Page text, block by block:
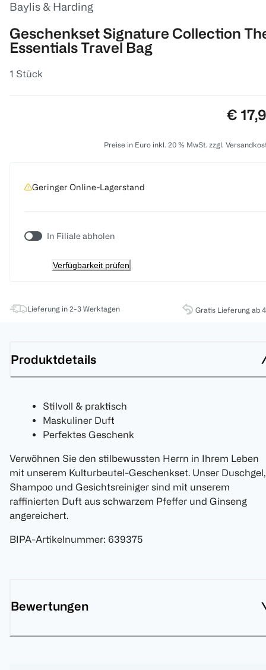
Baylis & Harding
Geschenkset Signature Collection
Essentials Travel Bag
1 Stück
Preis:
€
Preise in Euro inkl. 20 % MwSt. zzgl.
Geringer Online-Lagerstand
In Filiale abholen
Verfügbarkeit prüfen
Lieferung in 2-3 Werktagen Gratis Lieferung ab
Produktdetails
Stilvoll & praktisch
Maskuliner Duft
Perfektes Geschenk
Verwöhnen Sie den stilbewussten Herrn in Ihrem Leben
mit unserem Kulturbeutel-Geschenkset. Unser Duschgel,
Shampoo und Gesichtsreiniger sind mit unserem
raffinierten Duft aus schwarzem Pfeffer und Ginseng
angereichert.
BIPA-Artikelnummer: 639375
Bewertungen